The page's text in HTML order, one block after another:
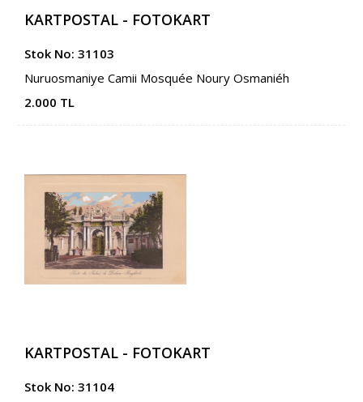
KARTPOSTAL - FOTOKART
Stok No: 31103
Nuruosmaniye Camii Mosquée Noury Osmaniéh
2.000 TL
KARTPOSTAL - FOTOKART
Stok No: 31104